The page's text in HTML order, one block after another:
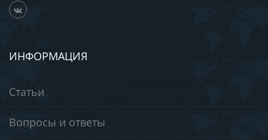
ИНФОРМАЦИЯ
Статьи
Вопросы и ответы